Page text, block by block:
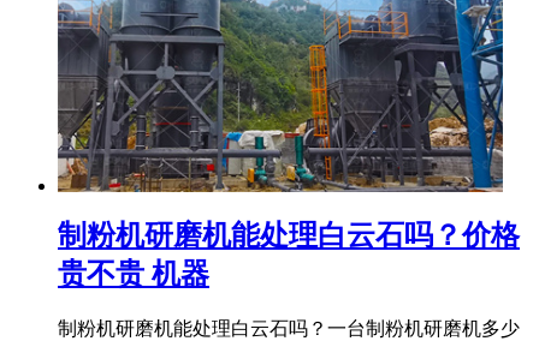
制粉机研磨机能处理白云石吗？价格
贵不贵 机器
制粉机研磨机能处理白云石吗？一台制粉机研磨机多少